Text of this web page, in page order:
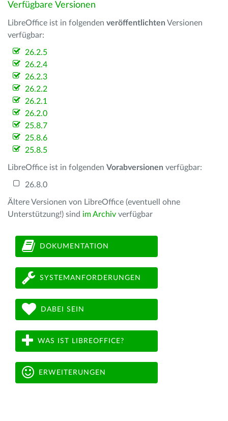
Verfügbare Versionen
LibreOffice ist in folgenden veröffentlichten Versionen
verfügbar:
26.2.5
26.2.4
26.2.3
26.2.2
26.2.1
26.2.0
25.8.7
25.8.6
25.8.5
LibreOffice ist in folgenden Vorabversionen verfügbar:
26.8.0
Ältere Versionen von LibreOffice (eventuell ohne
Unterstützung!) sind im Archiv verfügbar
DOKUMENTATION
SYSTEMANFORDERUNGEN
DABEI SEIN
WAS IST LIBREOFFICE?
ERWEITERUNGEN